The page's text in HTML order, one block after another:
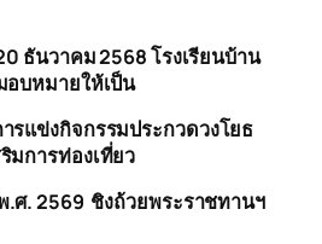
ธันวาคม 2568 โรงเรียนบ้าน
อบหมายให้เป็น
รแข่งกิจกรรมประกวดวงโยธ
มการท่องเที่ยว
ศ. 2569 ชิงถ้วยพระราชทานฯ